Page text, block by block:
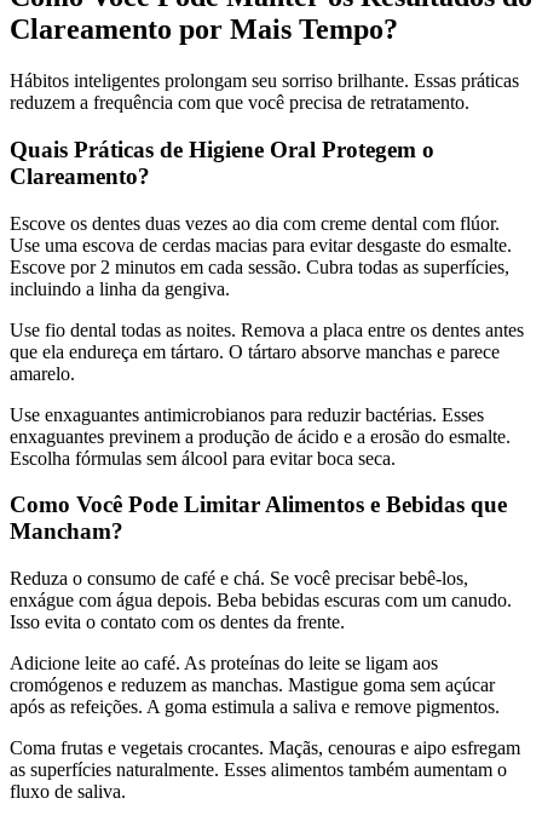
Clareamento por Mais Tempo?
Hábitos inteligentes prolongam seu sorriso brilhante. Essas práticas
reduzem a frequência com que você precisa de retratamento.
Quais Práticas de Higiene Oral Protegem o
Clareamento?
Escove os dentes duas vezes ao dia com creme dental com flúor.
Use uma escova de cerdas macias para evitar desgaste do esmalte.
Escove por 2 minutos em cada sessão. Cubra todas as superfícies,
incluindo a linha da gengiva.
Use fio dental todas as noites. Remova a placa entre os dentes antes
que ela endureça em tártaro. O tártaro absorve manchas e parece
amarelo.
Use enxaguantes antimicrobianos para reduzir bactérias. Esses
enxaguantes previnem a produção de ácido e a erosão do esmalte.
Escolha fórmulas sem álcool para evitar boca seca.
Como Você Pode Limitar Alimentos e Bebidas que
Mancham?
Reduza o consumo de café e chá. Se você precisar bebê-los,
enxágue com água depois. Beba bebidas escuras com um canudo.
Isso evita o contato com os dentes da frente.
Adicione leite ao café. As proteínas do leite se ligam aos
cromógenos e reduzem as manchas. Mastigue goma sem açúcar
após as refeições. A goma estimula a saliva e remove pigmentos.
Coma frutas e vegetais crocantes. Maçãs, cenouras e aipo esfregam
as superfícies naturalmente. Esses alimentos também aumentam o
fluxo de saliva.